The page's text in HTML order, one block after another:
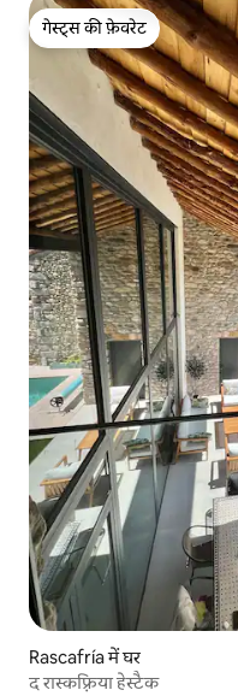
गेस्ट्स की फ़ेवरेट
गेस्ट्स की फ़ेवरेट
Rascafría में घर
द रास्कफ़्रिया हेस्टैक